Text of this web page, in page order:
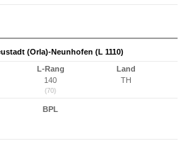
(Orla)-Neunhofen (L 1110)
L-Rang
140
(70)
Land
TH
BPL